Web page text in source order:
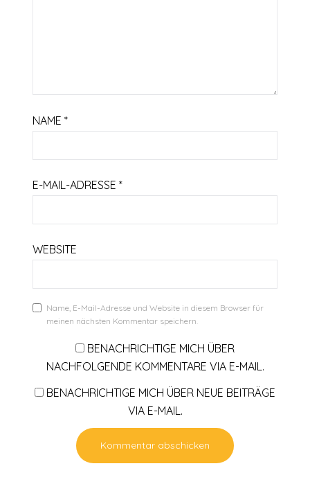
NAME*
E-MAIL-ADRESSE*
WEBSITE
Name, E-Mail-Adresse und Website in diesem Browser für
meinen nächsten Kommentar speichern.
BENACHRICHTIGE MICH ÜBER
NACHFOLGENDE KOMMENTARE VIA E-MAIL.
BENACHRICHTIGE MICH ÜBER NEUE BEITRÄGE
VIA E-MAIL.